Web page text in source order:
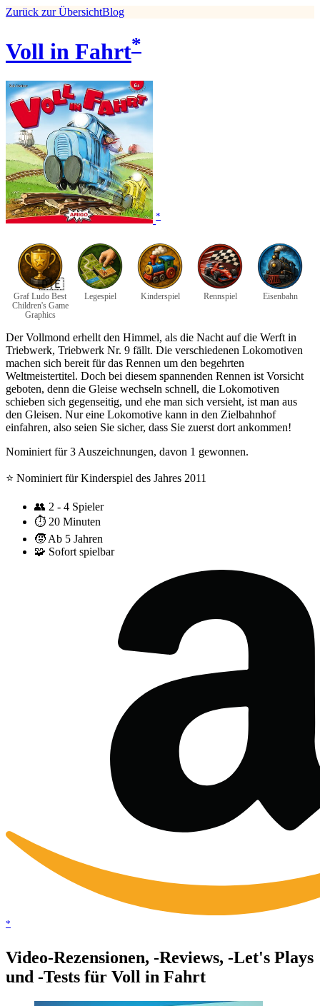
Zurück zur ÜbersichtBlog
Voll in Fahrt*
*
🇩🇪
Graf Ludo Best
Children's Game
Graphics
Legespiel Kinderspiel Rennspiel Eisenbahn
Der Vollmond erhellt den Himmel, als die Nacht auf die Werft in
Triebwerk, Triebwerk Nr. 9 fällt. Die verschiedenen Lokomotiven
machen sich bereit für das Rennen um den begehrten
Weltmeistertitel. Doch bei diesem spannenden Rennen ist Vorsicht
geboten, denn die Gleise wechseln schnell, die Lokomotiven
schieben sich gegenseitig, und ehe man sich versieht, ist man aus
den Gleisen. Nur eine Lokomotive kann in den Zielbahnhof
einfahren, also seien Sie sicher, dass Sie zuerst dort ankommen!
Nominiert für 3 Auszeichnungen, davon 1 gewonnen.
⭐️ Nominiert für Kinderspiel des Jahres 2011
👥 2 - 4 Spieler
⏱️ 20 Minuten
🧒 Ab 5 Jahren
🧩 Sofort spielbar
*
Video-Rezensionen, -Reviews, -Let's Plays
und -Tests für Voll in Fahrt